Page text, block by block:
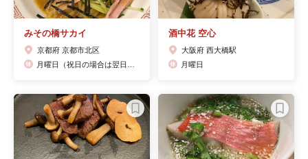
みその橋サカイ
京都府 京都市北区
酒中花 空心
大阪府 西大橋駅
月曜日